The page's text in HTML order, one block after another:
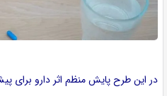
در این طرح پایش منظم اثر دارو برای